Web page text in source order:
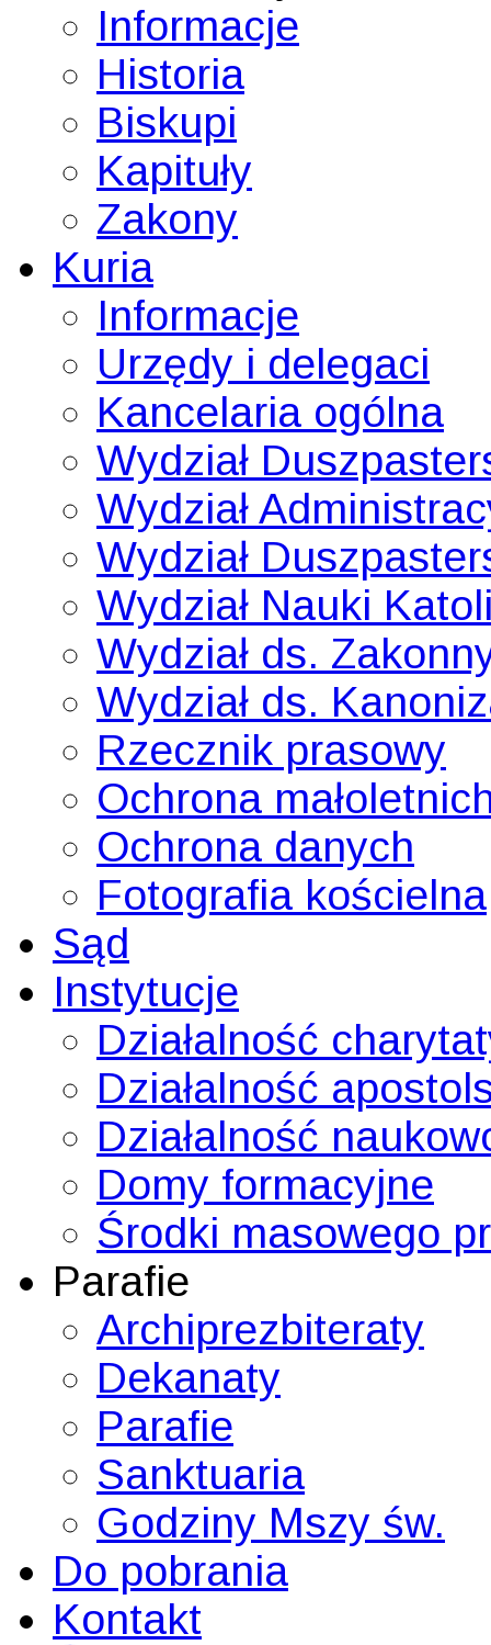
Informacje
Historia
Biskupi
Kapituły
Zakony
Kuria
Informacje
Urzędy i delegaci
Kancelaria ogólna
Wydział
Wydział
Wydział
Wydział Nauki
Wydział ds.
Wydział ds.
Rzecznik prasowy
Ochrona
Ochrona danych
Fotografia kościelna
Sąd
Instytucje
Działalność
Działalność
Działalność
Domy formacyjne
Środki masowego
Parafie
Archiprezbiteraty
Dekanaty
Parafie
Sanktuaria
Godziny Mszy św.
Do pobrania
Kontakt